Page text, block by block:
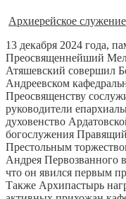
Архиерейское служение
13 декабря 2024 года,
Преосвященнейший
Атяшевский совершил
Андреевском
Преосвященству
руководители
духовенство
богослужения
Престольным
Андрея Первозванного
что он явился первым
Также Архипастырь